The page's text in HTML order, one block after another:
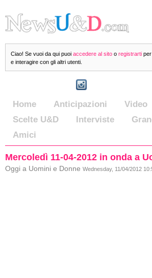
Ciao! Se vuoi da qui puoi accedere al sito o registrarti
e interagire con gli altri utenti.
Home Anticipazioni Video
Scelte U&D
Interviste
Amici
Mercoledì 11-04-2012 in onda a
Oggi a Uomini e Donne Wednesday, 11/04/2012